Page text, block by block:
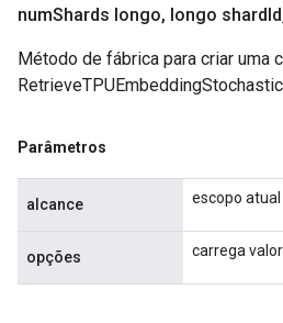
numShards longo, longo shardId
Método de fábrica para criar uma
Parâmetros
alcance escopo atual
opções carrega